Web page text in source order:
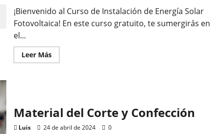
¡Bienvenido al Curso de Instalación de Energía Solar
Fotovoltaica! En este curso gratuito, te sumergirás en
el...
Leer MásLeer
más
Material del Corte y Confección
Luis 24 de abril de 2024 0